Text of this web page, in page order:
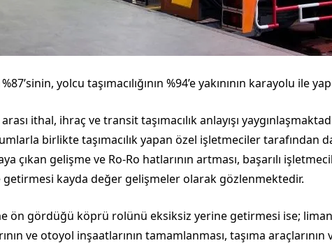
yolcu taşımacılığının %94’e yakınının karayolu ile
ithal, ihraç ve transit taşımacılık anlayışı
birlikte taşımacılık yapan özel işletmeciler tarafından
çıkan gelişme ve Ro-Ro hatlarının artması, başarılı
kayda değer gelişmeler olarak gözlenmektedir.
ön gördüğü köprü rolünü eksiksiz yerine getirmesi ise;
ve otoyol inşaatlarının tamamlanması, taşıma araçlarının